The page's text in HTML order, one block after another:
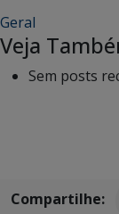
Geral
Veja
Sem posts
Compartilhe: